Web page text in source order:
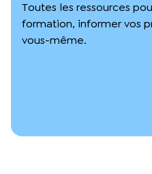
Notre documentation
L’équipe du Crips
Rapports d’activité et
Toutes les ressources
formation, informer vos
vous-même.